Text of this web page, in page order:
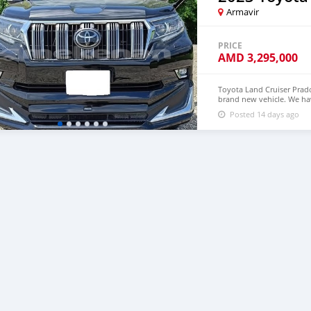
Armavir
PRICE
AMD 3,295,000
Toyota Land Cruiser
brand new vehicle. We
Price: $9,000 USD
densmanu@hotmail.com
Posted 14 days ago